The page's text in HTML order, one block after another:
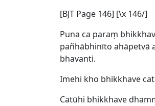
[BJT Page 146] [\x 146/]
Puna ca paraṃ
pañhābhinīto ahāpetvā
bhavanti.
Imehi kho bhikkhave
Catūhi bhikkhave